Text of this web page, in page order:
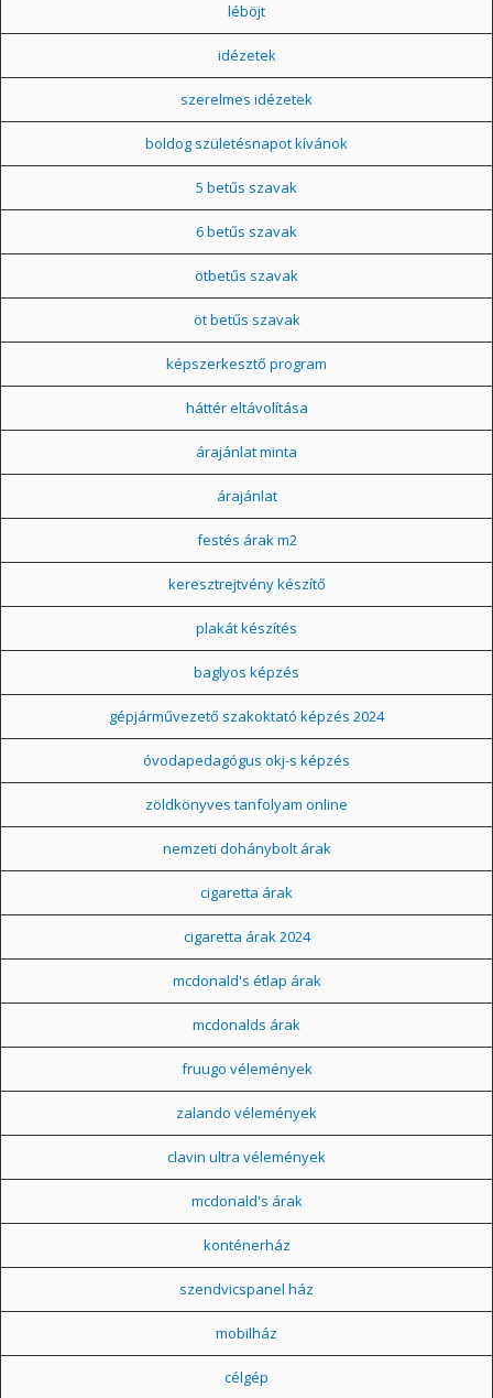
léböjt
idézetek
szerelmes idézetek
boldog születésnapot kívánok
5 betűs szavak
6 betűs szavak
ötbetűs szavak
öt betűs szavak
képszerkesztő program
háttér eltávolítása
árajánlat minta
árajánlat
festés árak m2
keresztrejtvény készítő
plakát készítés
baglyos képzés
gépjárművezető szakoktató képzés 2024
óvodapedagógus okj-s képzés
zöldkönyves tanfolyam online
nemzeti dohánybolt árak
cigaretta árak
cigaretta árak 2024
mcdonald's étlap árak
mcdonalds árak
fruugo vélemények
zalando vélemények
clavin ultra vélemények
mcdonald's árak
konténerház
szendvicspanel ház
mobilház
célgép